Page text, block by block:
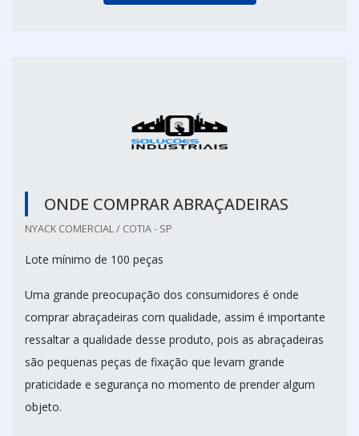
ONDE COMPRAR ABRAÇADEIRAS
NYACK COMERCIAL / COTIA - SP
Lote mínimo de 100 peças
Uma grande preocupação dos consumidores é onde
comprar abraçadeiras com qualidade, assim é importante
ressaltar a qualidade desse produto, pois as abraçadeiras
são pequenas peças de fixação que levam grande
praticidade e segurança no momento de prender algum
objeto.